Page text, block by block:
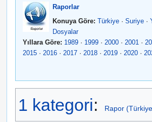
Raporlar
Konuya Göre: Türkiye· Suriye·
Dosyalar
Yıllara Göre: 1989 · 1999 · 2000 · 2001 ·
2015 · 2016 · 2017 · 2018 · 2019 · 2020 ·
1 kategori: Rapor